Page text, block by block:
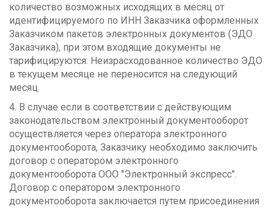
количество возможных исходящих в месяц от
идентифицируемого по ИНН Заказчика оформленных
Заказчиком пакетов электронных документов (ЭДО
Заказчика), при этом входящие документы не
тарифицируются. Неизрасходованное количество ЭДО
в текущем месяце не переносится на следующий
месяц.
4. В случае если в соответствии с действующим
законодательством электронный документооборот
осуществляется через оператора электронного
документооборота, Заказчику необходимо заключить
договор с оператором электронного
документооборота ООО "Электронный экспресс".
Договор с оператором электронного
документооборота заключается путем присоединения